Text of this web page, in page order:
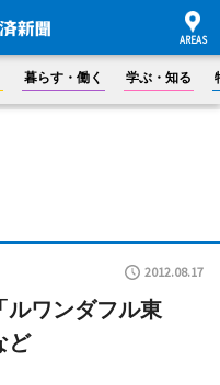
暮らす・働く 学ぶ・知る
2012.08.17
ルワンダフル東
ど